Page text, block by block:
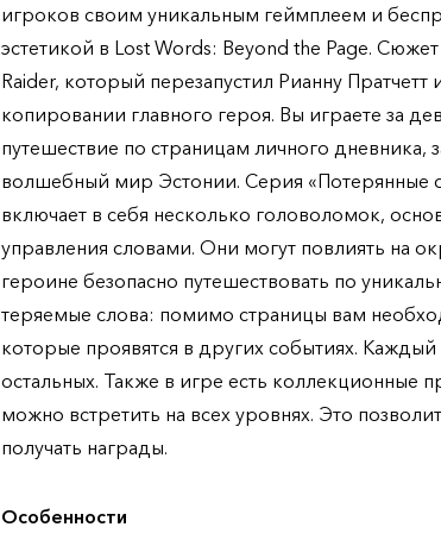
игроков своим уникальным геймплеем и
эстетикой в ​​Lost Words: Beyond the Page.
Raider, который перезапустил Рианну Пратчетт
копировании главного героя. Вы играете за
путешествие по страницам личного
волшебный мир Эстонии. Серия «Потерянные
включает в себя несколько головоломок,
управления словами. Они могут повлиять на
героине безопасно путешествовать по
теряемые слова: помимо страницы вам
которые проявятся в других событиях. Каждый
остальных. Также в игре есть коллекционные
можно встретить на всех уровнях. Это
получать награды.
Особенности